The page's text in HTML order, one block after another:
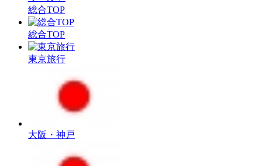
総合TOP
総合TOP
東京旅行
大阪・神戸